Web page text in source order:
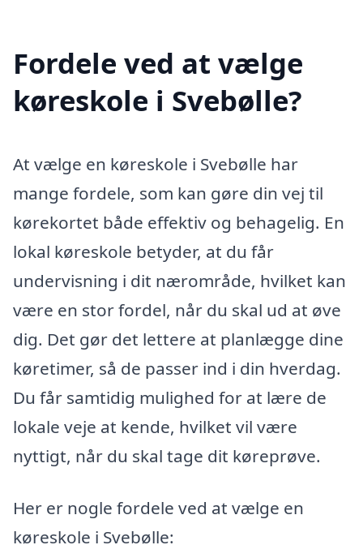
Fordele ved at vælge
køreskole i Svebølle?
At vælge en køreskole i Svebølle har
mange fordele, som kan gøre din vej til
kørekortet både effektiv og behagelig. En
lokal køreskole betyder, at du får
undervisning i dit nærområde, hvilket kan
være en stor fordel, når du skal ud at øve
dig. Det gør det lettere at planlægge dine
køretimer, så de passer ind i din hverdag.
Du får samtidig mulighed for at lære de
lokale veje at kende, hvilket vil være
nyttigt, når du skal tage dit køreprøve.
Her er nogle fordele ved at vælge en
køreskole i Svebølle: